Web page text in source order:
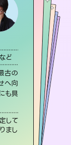
ど
古の
へ向
も具
して
まし
など
昧な関
達以上
音を丁
す。
に行
りが
など
報告実績
の施術経
、より良
もこち
いらっ
性）
など
す。
れまし
んだなと
など
択肢があり
ているあな
その未来を
ます。
本心など
。対策が
代）
未来 など
同性愛や片
まで知りた
いることを
きます。
る所や濁
自分の気
性）